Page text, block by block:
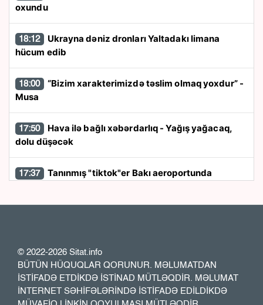
oxundu
18:12
hücum edib
18:00
Musa
17:50
dolu düşəcək
17:37
17:13 Özəl bağçalarla maliyyələşmə müsabiqəsi
müzakirə olundu
17:00
Ukrayna ordusundakı əcnəbilərin sayını
© 2022-2026 Sitat.info
BÜTÜN HÜQUQLAR QORUNUR. MƏLUMATDAN
İSTİFADƏ ETDİKDƏ İSTİNAD MÜTLƏQDİR. MƏLUMAT
İNTERNET SƏHİFƏLƏRİNDƏ İSTİFADƏ EDİLDİKDƏ